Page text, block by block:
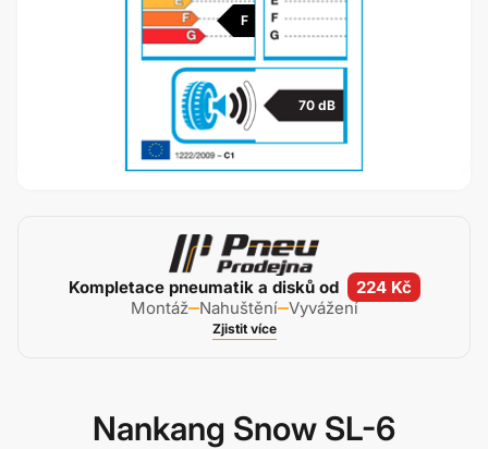
F
70 dB
Kompletace pneumatik a disků od
224 Kč
Montáž Nahuštění Vyvážení
Zjistit více
Nankang Snow SL-6